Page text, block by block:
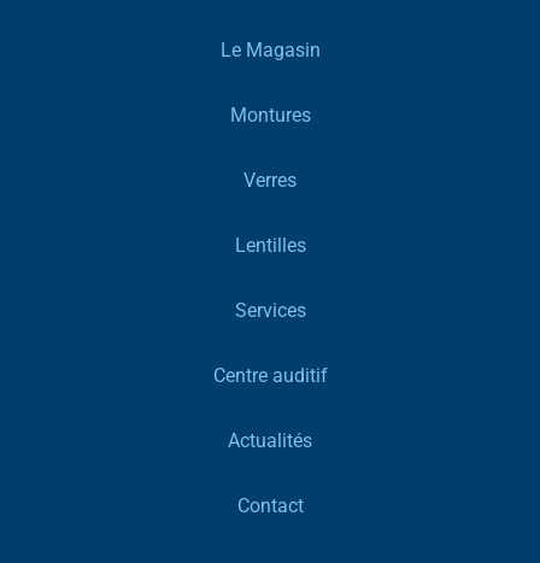
Le Magasin
Montures
Verres
Lentilles
Services
Centre auditif
Actualités
Contact